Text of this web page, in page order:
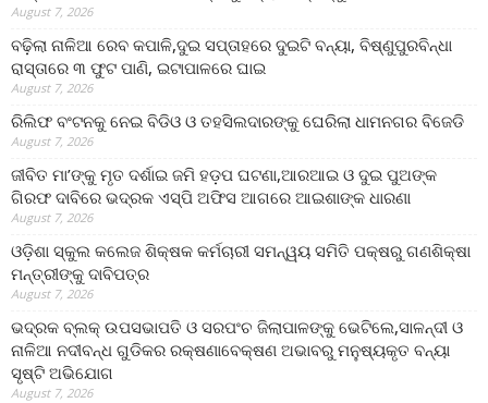
August 7, 2026
ବଢ଼ିଲା ନାଳିଆ ରେବ କପାଳି,ଦୁଇ ସପ୍ତାହରେ ଦୁଇଟି ବନ୍ୟା, ବିଷ୍ଣୁପୁରବିନ୍ଧା
ରାସ୍ତାରେ ୩ ଫୁଟ ପାଣି, ଇଟାପାଳରେ ଘାଇ
August 7, 2026
ରିଲିଫ ବଂଟନକୁ ନେଇ ବିଡିଓ ଓ ତହସିଲଦାରଙ୍କୁ ଘେରିଲା ଧାମନଗର ବିଜେଡି
August 7, 2026
ଜୀବିତ ମା’ଙ୍କୁ ମୃତ ଦର୍ଶାଇ ଜମି ହଡ଼ପ ଘଟଣା,ଆରଆଇ ଓ ଦୁଇ ପୁଅଙ୍କ
ଗିରଫ ଦାବିରେ ଭଦ୍ରକ ଏସ୍‌ପି ଅଫିସ ଆଗରେ ଆଇଶାଙ୍କ ଧାରଣା
August 7, 2026
ଓଡ଼ିଶା ସ୍କୁଲ କଲେଜ ଶିକ୍ଷକ କର୍ମଚାରୀ ସମନ୍ୱୟ ସମିତି ପକ୍ଷରୁ ଗଣଶିକ୍ଷା
ମନ୍ତ୍ରୀଙ୍କୁ ଦାବିପତ୍ର
August 7, 2026
ଭଦ୍ରକ ବ୍ଲକ୍ ଉପସଭାପତି ଓ ସରପଂଚ ଜିଲାପାଳଙ୍କୁ ଭେଟିଲେ,ସାଳନ୍ଦୀ ଓ
ନାଳିଆ ନଦୀବନ୍ଧ ଗୁଡିକର ରକ୍ଷଣାବେକ୍ଷଣ ଅଭାବରୁ ମନୁଷ୍ୟକୃତ ବନ୍ୟା
ସୃଷ୍ଟି ଅଭିଯୋଗ
August 7, 2026